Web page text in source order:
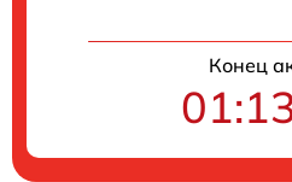
Конец